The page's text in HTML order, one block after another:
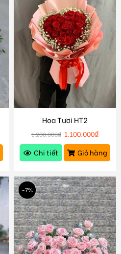
Hoa Tươi HT2
1.200.000₫ 1.100.000₫
Chi tiết
Giỏ hàng
-7%